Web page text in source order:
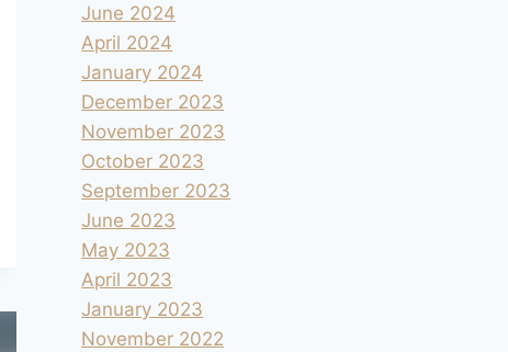
June 2024
April 2024
January 2024
December 2023
November 2023
October 2023
September 2023
June 2023
May 2023
April 2023
January 2023
November 2022